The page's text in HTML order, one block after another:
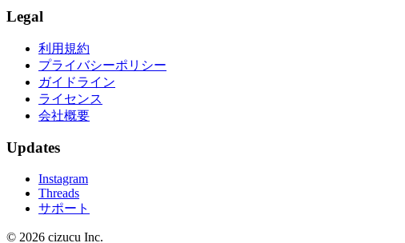
Legal
利用規約
プライバシーポリシー
ガイドライン
ライセンス
会社概要
Updates
Instagram
Threads
サポート
© 2026 cizucu Inc.